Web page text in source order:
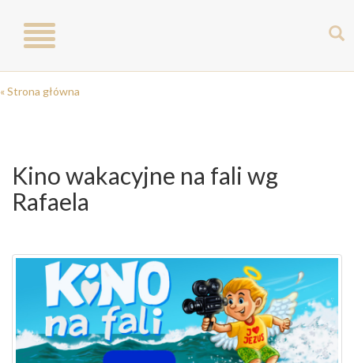
Toggle
navigation
« Strona główna
Kino wakacyjne na fali wg
Rafaela